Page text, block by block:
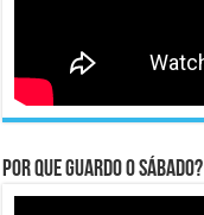
Por que guardo o Sábado?